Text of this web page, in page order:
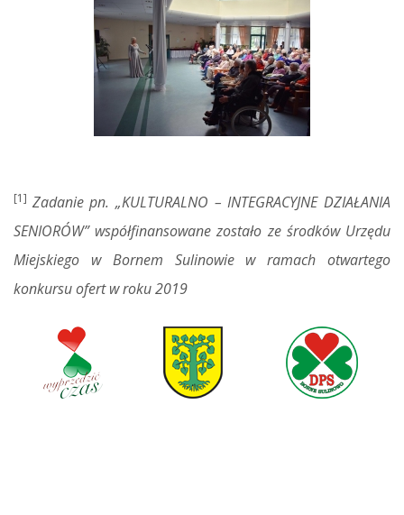
[1] Zadanie pn. „KULTURALNO – INTEGRACYJNE DZIAŁANIA
SENIORÓW” współfinansowane zostało ze środków Urzędu
Miejskiego w Bornem Sulinowie w ramach otwartego
konkursu ofert w roku 2019